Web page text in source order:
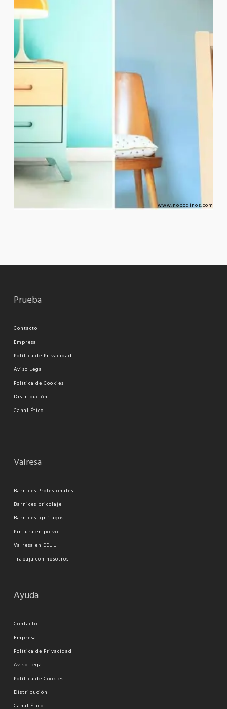
www.nobodinoz.com
Prueba
Contacto
Empresa
Política de Privacidad
Aviso Legal
Política de Cookies
Distribución
Canal Ético
Valresa
Barnices Profesionales
Barnices bricolaje
Barnices Ignífugos
Pintura en polvo
Valresa en EEUU
Trabaja con nosotros
Ayuda
Contacto
Empresa
Política de Privacidad
Aviso Legal
Política de Cookies
Distribución
Canal Ético